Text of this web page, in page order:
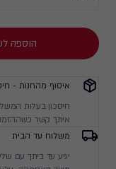
₪
הוספה
איסוף מהחנות -
חיסכון בעלות
איתך קשר
משלוח עד הבית